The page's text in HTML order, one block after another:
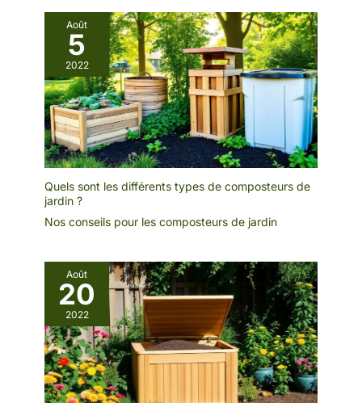
Août
5
2022
Quels sont les différents types de composteurs de
jardin ?
Nos conseils pour les composteurs de jardin
Août
20
2022